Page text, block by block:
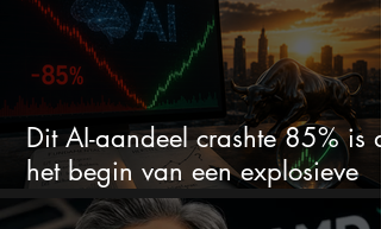
Dit AI-aandeel crashte 85% is
het begin van een explosieve
comeback?